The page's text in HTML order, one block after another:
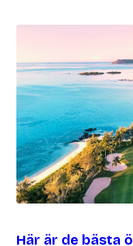
Här är de bästa